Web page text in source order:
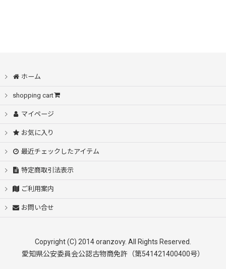
ホーム
shopping cart
マイページ
お気に入り
最近チェックしたアイテム
特定商取引法表示
ご利用案内
お問い合せ
Copyright (C) 2014 oranzovy. All Rights Reserved.
愛知県公安委員会公認古物商免許（第541421400400号）